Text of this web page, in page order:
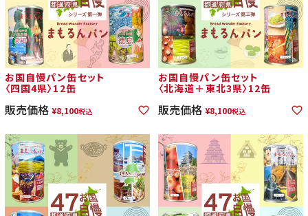
お国自慢パン缶セット
〈四国4県〉12缶
販売価格 ¥8,100税込
お国自慢パン缶セット
〈北海道＋東北3県〉12缶
販売価格 ¥8,100税込